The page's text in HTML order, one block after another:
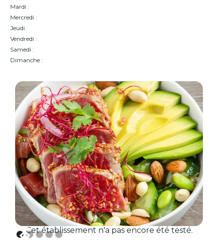
Mardi :
Mercredi :
Jeudi :
Vendredi :
Samedi :
Dimanche :
Cet établissement n'a pas encore été testé.